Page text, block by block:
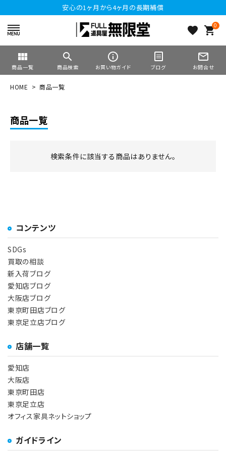
安心の1ヶ月から4ヶ月の長期補償
favorite 0
shopping_cart
view_module
商品一覧
search
商品検索
info_outline
お買い物ガイド ブログ
mail_outline
お問合せ
HOME 商品一覧
商品一覧
検索条件に該当する商品はありません。
コンテンツ
SDGs
買取の相談
新入荷ブログ
愛知店ブログ
大阪店ブログ
東京町田店ブログ
東京足立店ブログ
店舗一覧
愛知店
大阪店
東京町田店
東京足立店
オフィス家具ネットショップ
ガイドライン